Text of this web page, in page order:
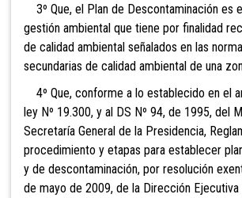
3º Que, el Plan de Descontaminación es
gestión ambiental que tiene por finalidad
de calidad ambiental señalados en las
secundarias de calidad ambiental de una
4º Que, conforme a lo establecido en el
ley Nº 19.300, y al DS Nº 94, de 1995, del
Secretaría General de la Presidencia,
procedimiento y etapas para establecer
y de descontaminación, por resolución
de mayo de 2009, de la Dirección Ejecutiva